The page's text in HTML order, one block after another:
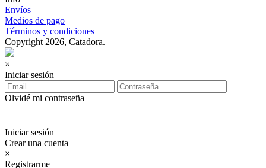
Envíos
Medios de pago
Términos y condiciones
Copyright 2026, Catadora.
×
Iniciar sesión
Olvidé mi contraseña
Iniciar sesión
Crear una cuenta
×
Registrarme